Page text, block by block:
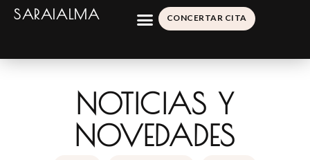
SARAIALMA CONCERTAR CITA
NOTICIAS Y
NOVEDADES